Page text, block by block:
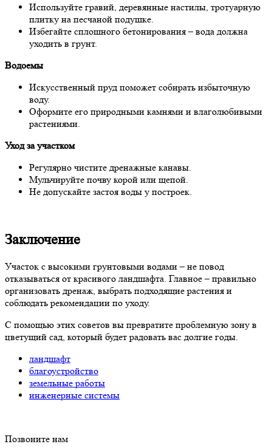
Используйте гравий, деревянные настилы, тротуарную
плитку на песчаной подушке.
Избегайте сплошного бетонирования – вода должна
уходить в грунт.
Водоемы
Искусственный пруд поможет собирать избыточную
воду.
Оформите его природными камнями и влаголюбивыми
растениями.
Уход за участком
Регулярно чистите дренажные канавы.
Мульчируйте почву корой или щепой.
Не допускайте застоя воды у построек.
Заключение
Участок с высокими грунтовыми водами – не повод
отказываться от красивого ландшафта. Главное – правильно
организовать дренаж, выбрать подходящие растения и
соблюдать рекомендации по уходу.
С помощью этих советов вы превратите проблемную зону в
цветущий сад, который будет радовать вас долгие годы.
ландшафт
благоустройство
земельные работы
инженерные системы
Позвоните нам